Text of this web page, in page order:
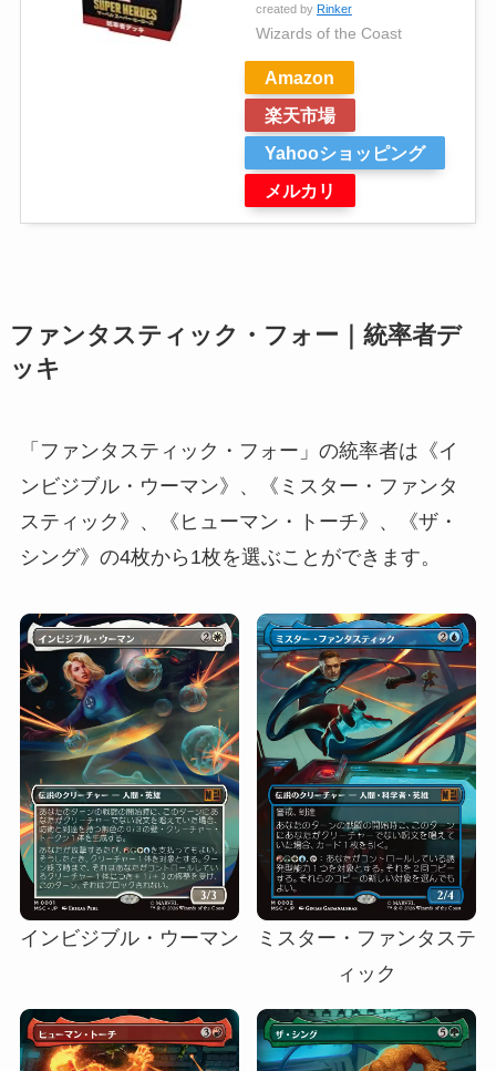
created by Rinker
Wizards of the Coast
Amazon
楽天市場
Yahooショッピング
メルカリ
ファンタスティック・フォー｜統率者デ
ッキ
「ファンタスティック・フォー」の統率者は《イ
ンビジブル・ウーマン》、《ミスター・ファンタ
スティック》、《ヒューマン・トーチ》、《ザ・
シング》の4枚から1枚を選ぶことができます。
インビジブル・ウーマン
ミスター・ファンタステ
ィック